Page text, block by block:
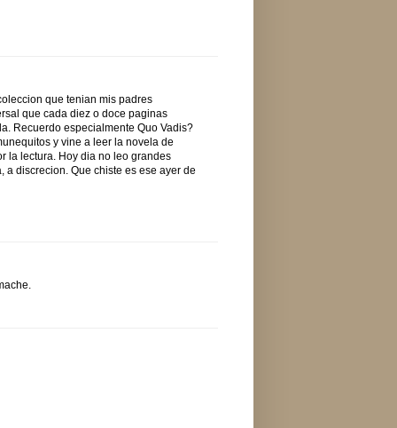
que tenian mis padres
que cada diez o doce paginas
Recuerdo especialmente Quo Vadis?
y vine a leer la novela de
la lectura. Hoy dia no leo grandes
discrecion. Que chiste es ese ayer de